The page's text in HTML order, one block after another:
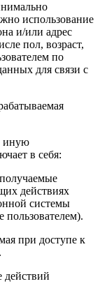
использование
и/или адрес
пол, возраст,
по
для связи с
иную
в себя:
действиях
системы
пользователем).
при доступе к
действий